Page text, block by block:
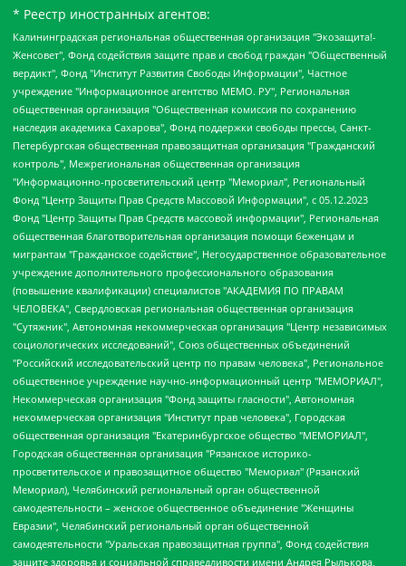
* Реестр иностранных агентов:
Калининградская региональная общественная организация "Экозащита!-Женсовет", Фонд содействия защите прав и свобод граждан "Общественный вердикт", Фонд "Институт Развития Свободы Информации", Частное учреждение "Информационное агентство МЕМО. РУ", Региональная общественная организация "Общественная комиссия по сохранению наследия академика Сахарова", Фонд поддержки свободы прессы, Санкт-Петербургская общественная правозащитная организация "Гражданский контроль", Межрегиональная общественная организация "Информационно-просветительский центр "Мемориал", Региональный Фонд "Центр Защиты Прав Средств Массовой Информации", с 05.12.2023 Фонд "Центр Защиты Прав Средств массовой информации", Региональная общественная благотворительная организация помощи беженцам и мигрантам "Гражданское содействие", Негосударственное образовательное учреждение дополнительного профессионального образования (повышение квалификации) специалистов "АКАДЕМИЯ ПО ПРАВАМ ЧЕЛОВЕКА", Свердловская региональная общественная организация "Сутяжник", Автономная некоммерческая организация "Центр независимых социологических исследований", Союз общественных объединений "Российский исследовательский центр по правам человека", Региональное общественное учреждение научно-информационный центр "МЕМОРИАЛ", Некоммерческая организация "Фонд защиты гласности", Автономная некоммерческая организация "Институт прав человека", Городская общественная организация "Екатеринбургское общество "МЕМОРИАЛ", Городская общественная организация "Рязанское историко-просветительское и правозащитное общество "Мемориал" (Рязанский Мемориал), Челябинский региональный орган общественной самодеятельности – женское общественное объединение "Женщины Евразии", Челябинский региональный орган общественной самодеятельности "Уральская правозащитная группа", Фонд содействия защите здоровья и социальной справедливости имени Андрея Рылькова, Автономная Некоммерческая Организация "Аналитический Центр Юрия Левады", Автономная некоммерческая организация социальной поддержки населения "Проект Апрель", Региональная общественная организация помощи женщинам и детям, находящимся в кризисной ситуации "Информационно-методический центр "Анна", Фонд содействия развитию массовых коммуникаций и правовому просвещению "Так-так-Так", Фонд содействия устойчивому развитию "Серебряная тайга", Свердловский региональный общественный фонд социальных проектов "Новое время", "Idel.Реалии", Кавказ.Реалии, Крым.Реалии, Телеканал Настоящее Время, Татаро-башкирская служба Радио Свобода (Azatliq Radiosi), Радио Свободная Европа/Радио Свобода (PCE/PC), "Сибирь.Реалии", "Фактограф", Благотворительный фонд помощи осужденным и их семьям, Автономная некоммерческая организация "Институт глобализации и социальных движений", Фонд "В защиту прав заключенных", Частное учреждение "Центр поддержки и содействия развитию средств массовой информации", Пензенский региональный общественный благотворительный фонд "Гражданский союз", "Север.Реалии", Некоммерческая организация Фонд "Правовая инициатива", Общество с ограниченной ответственностью "Радио Свободная Европа/Радио Свобода", Чешское информационное агентство "MEDIUM-ORIENT", Красноярская региональная общественная организация "Мы против СПИДа", Камалягин Денис Николаевич, Маркелов Сергей Евгеньевич, Пономарев Лев Александрович, Савицкая Людмила Алексеевна, Автономная некоммерческая организация "Центр по работе с проблемой насилия "НАСИЛИЮ.НЕТ", Межрегиональный профессиональный союз работников здравоохранения "Альянс врачей", Юридическое лицо, зарегистрированное в Латвийской Республике, SIA "Medusa Project" (регистрационный номер 40103797863, дата регистрации 10.06.2014), Некоммерческая организация "Фонд по борьбе с коррупцией", Автономная некоммерческая организация "Институт права и публичной политики", Баданин Роман Сергеевич, Гликин Максим Александрович, Железнова Мария Михайловна, Лукьянова Юлия Сергеевна, Маетная Елизавета Витальевна, Маняхин Петр Борисович, Чуракова Ольга Владимировна, Ярош Юлия Петровна, Юридическое лицо "The Insider SIA", зарегистрированное в Риге, Латвийская Республика (дата регистрации 26.06.2015), являющееся администратором доменного имени интернет-издания "The Insider SIA", https://theins.ru, Постернак Алексей Евгеньевич, Рубин Михаил Аркадьевич, Анин Роман Александрович, Юридическое лицо Istories fonds, зарегистрированное в Латвийской Республике (регистрационный номер 50008295751, дата регистрации 24.02.2020), Великовский Дмитрий Александрович, Долинина Ирина Николаевна, Мароховская Алеся Алексеевна, Шлейнов Роман Юрьевич, Шмагун Олеся Валентиновна, Общество с ограниченной ответственностью "Альтаир 2021", Общество с ограниченной ответственностью "Вега 2021", Общество с ограниченной ответственностью "Главный редактор 2021", Общество с ограниченной ответственностью "Ромашки монолит", Важенков Артем Валерьевич, Ивановская областная общественная организация "Центр гендерных исследований", Гурман Юрий Альбертович, Медиапроект "ОВД-Инфо", Егоров Владимир Владимирович, Жилинский Владимир Александрович, Общество с ограниченной ответственностью "ЗП", Иванова София Юрьевна, Карезина Инна Павловна, Кильтау Екатерина Викторовна, Петров Алексей Викторович, Пискунов Сергей Евгеньевич, Смирнов Сергей Сергеевич, Тихонов Михаил Сергеевич, Общество с ограниченной ответственностью "ЖУРНАЛИСТ-ИНОСТРАННЫЙ АГЕНТ", Арапова Галина Юрьевна, Вольтская Татьяна Анатольевна, Американская компания "Mason G.E.S. Anonymous Foundation" (США), являющаяся владельцем интернет-издания https://mnews.world/, Компания "Stichting Bellingcat", зарегистрированная в Нидерландах (дата регистрации 11.07.2018), Захаров Андрей Вячеславович, Клепиковская Екатерина Дмитриевна, Общество с ограниченной ответственностью "МЕМО", Перл Роман Александрович, Симонов Евгений Алексеевич, Соловьева Елена Анатольевна, Сотников Даниил Владимирович, Сурначева Елизавета Дмитриевна, Автономная некоммерческая организация по защите прав человека и информированию населения "Якутия – Наше Мнение", Общество с ограниченной ответственностью "Москоу диджитал медиа", с 26.01.2023 Общество с ограниченной ответственностью "Чайка Белые сады", Ветошкина Валерия Валерьевна, Заговора Максим Александрович, Межрегиональное общественное движение "Российская ЛГБТ - сеть", Оленичев Максим Владимирович, Павлов Иван Юрьевич, Скворцова Елена Сергеевна, Общество с ограниченной ответственностью "Как бы инагент", Кочетков Игорь Викторович, Общество с ограниченной ответственностью "Честные выборы", Еланчик Олег Александрович, Общество с ограниченной ответственностью "Нобелевский призыв", Гималова Регина Эмилевна, Григорьев Андрей Валерьевич, Григорьева Алина Александровна, Ассоциация по содействию защите прав призывников, альтернативнослужащих и военнослужащих "Правозащитная группа "Гражданин.Армия.Право", Хисамова Регина Фаритовна, Автономная некоммерческая организация по реализации социально-правовых программ "Лилит", Дальневосточное общественное движение "Маяк", Санкт-Петербургская ЛГБТ-инициативная группа "Выход", Инициативная группа ЛГБТ+ "Реверс", Алексеев Андрей Викторович, Бекбулатова Таисия Львовна, Беляев Иван Михайлович, Владыкина Елена Сергеевна, Гельман Марат Александрович, Никульшина Вероника Юрьевна, Толоконникова Надежда Андреевна, Шендерович Виктор Анатольевич, Общество с ограниченной ответственностью "Данное сообщение", Общество с ограниченной ответственностью Издательский дом "Новая глава", Айнбиндер Александра Александровна, Московский комьюнити-центр для ЛГБТ+инициатив, Благотворительный фонд развития филантропии, Deutsche Welle (Германия, Kurt-Schumacher-Strasse 3, 53113 Bonn), Борзунова Мария Михайловна, Воробьев Виктор Викторович, Голубева Анна Львовна, Константинова Алла Михайловна, Малкова Ирина Владимировна, Мурадов Мурад Абдулгалимович, Осетинская Елизавета Николаевна, Понасенков Евгений Николаевич, Ганапольский Матвей Юрьевич, Киселев Евгений Алексеевич, Борухович Ирина Григорьевна, Дремин Иван Тимофеевич, Дубровский Дмитрий Викторович, Красноярская региональная общественная организация поддержки и развития альтернативных образовательных технологий и межкультурных коммуникаций "ИНТЕРРА", Маяковская Екатерина Алексеевна, Фейгин Марк Захарович, Филимонов Андрей Викторович, Дзугкоева Регина Николаевна, Доброхотов Роман Александрович, Дудь Юрий Александрович, Елкин Сергей Владимирович, Кругликов Кирилл Игоревич, Сабунаева Мария Леонидовна, Семенов Алексей Владимирович, Шаинян Карен Багратович, Шульман Екатерина Михайловна, Асафьев Артур Валерьевич, Вахштайн Виктор Семенович, Венедиктов Алексей Алексеевич, Лушникова Екатерина Евгеньевна, Волков Леонид Михайлович, Невзоров Александр Глебович, Пархоменко Сергей Борисович, Сироткин Ярослав Николаевич, Кара-Мурза Владимир Владимирович, Баранова Наталья Владимировна, Гозман Леонид Яковлевич, Кагарлицкий Борис Юльевич, Климарев Михаил Валерьевич, Милов Владимир Станиславович, Автономная некоммерческая организация Краснодарский центр современного искусства "Типография", Моргенштерн Алишер Тагирович, Соболь Любовь Эдуардовна, Общество с ограниченной ответственностью "ЛИЗА НОРМ", Каспаров Гарри Кимович, Ходорковский Михаил Борисович, Общество с ограниченной ответственностью "Апрельские тезисы", Данилович Ирина Брониславовна, Кашин Олег Владимирович, Петров Николай Владимирович, Пивоваров Алексей Владимирович, Соколов Михаил Владимирович, Цветкова Юлия Владимировна, Чичваркин Евгений Александрович, Комитет против пыток/Команда против пыток, Общество с ограниченной ответственностью "Первый научный", Общество с ограниченной ответственностью "Вертолет и ко", Белоцерковская Вероника Борисовна, Кац Максим Евгеньевич, Лазарева Татьяна Юрьевна, Шаведдинов Руслан Табризович, Яшин Илья Валерьевич, Общество с ограниченной ответственностью "Иноагент ААВ", Алешковский Дмитрий Петрович, Альбац Евгения Марковна, Быков Дмитрий Львович, Галямина Юлия Евгеньевна, Лойко Сергей Леонидович, Мартынов Кирилл Константинович, Медведев Сергей Александрович, Крашенинников Федор Геннадиевич, Гордеева Катерина Вл